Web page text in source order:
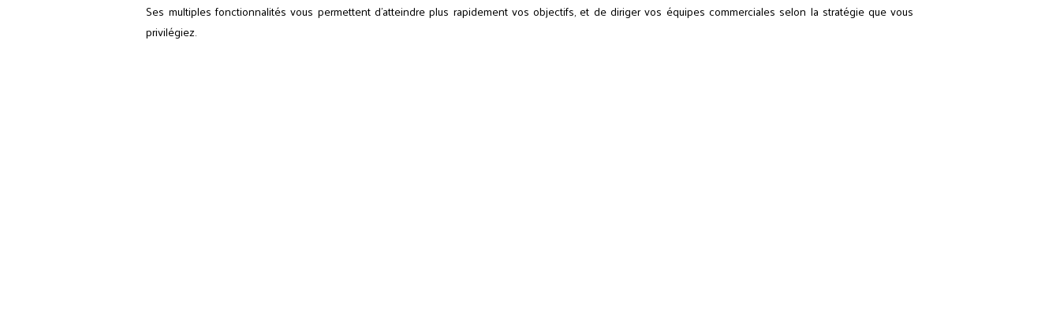
Ses multiples fonctionnalités vous permettent d'atteindre plus rapidement vos objectifs, et de diriger vos équipes commerciales selon la stratégie que vous
privilégiez.